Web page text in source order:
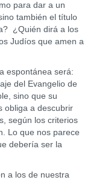
para dar a un
también el título
¿Quién dirá a los
Judíos que amen a
espontánea será:
del Evangelio de
sino que su
obliga a descubrir
según los criterios
Lo que nos parece
debería ser la
a los de nuestra